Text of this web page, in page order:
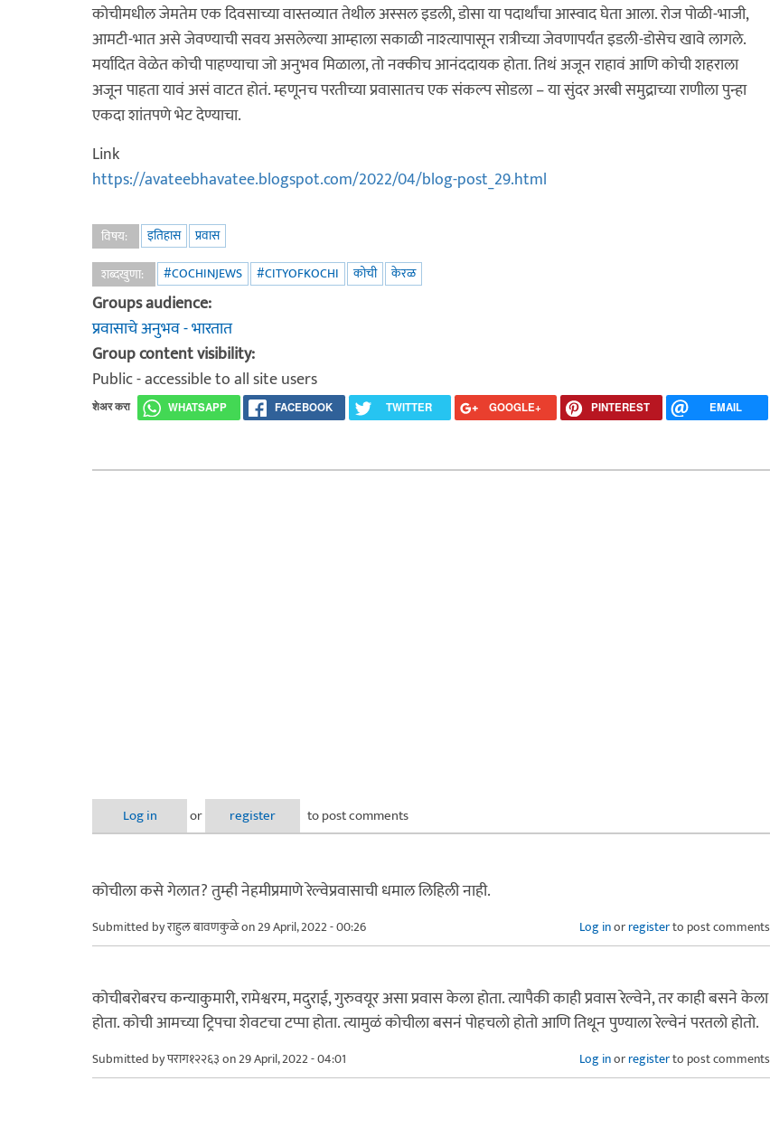
कोचीमधील जेमतेम एक दिवसाच्या वास्तव्यात तेथील अस्सल इडली, डोसा या पदार्थांचा आस्वाद घेता आला. रोज पोळी-भाजी,
आमटी-भात असे जेवण्याची सवय असलेल्या आम्हाला सकाळी नाश्त्यापासून रात्रीच्या जेवणापर्यंत इडली-डोसेच खावे लागले.
मर्यादित वेळेत कोची पाहण्याचा जो अनुभव मिळाला, तो नक्कीच आनंददायक होता. तिथं अजून राहावं आणि कोची शहराला
अजून पाहता यावं असं वाटत होतं. म्हणूनच परतीच्या प्रवासातच एक संकल्प सोडला – या सुंदर अरबी समुद्राच्या राणीला पुन्हा
एकदा शांतपणे भेट देण्याचा.
Link
https://avateebhavatee.blogspot.com/2022/04/blog-post_29.html
विषय: इतिहास
प्रवास
शब्दखुणा:
#COCHINJEWS #CITYOFKOCHI कोची केरळ
Groups audience:
प्रवासाचे अनुभव - भारतात
Group content visibility:
Public - accessible to all site users
शेअर करा WHATSAPP FACEBOOK TWITTER GOOGLE+ PINTEREST EMAIL
Log in or register to post comments
कोचीला कसे गेलात? तुम्ही नेहमीप्रमाणे रेल्वेप्रवासाची धमाल लिहिली नाही.
Submitted byराहुल बावणकुळेon 29 April, 2022 - 00:26 Log inorregisterto post comments
कोचीबरोबरच कन्याकुमारी, रामेश्वरम, मदुराई, गुरुवयूर असा प्रवास केला होता. त्यापैकी काही प्रवास रेल्वेने, तर काही बसने केला
होता. कोची आमच्या ट्रिपचा शेवटचा टप्पा होता. त्यामुळं कोचीला बसनं पोहचलो होतो आणि तिथून पुण्याला रेल्वेनं परतलो होतो.
Submitted byपराग१२२६३on 29 April, 2022 - 04:01 Log inorregisterto post comments